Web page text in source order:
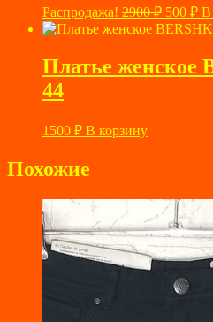
Распродажа! 2900₽
цена
2900 ₽.
500 ₽ В
Платье женское
44
1500 ₽ В корзину
Похожие